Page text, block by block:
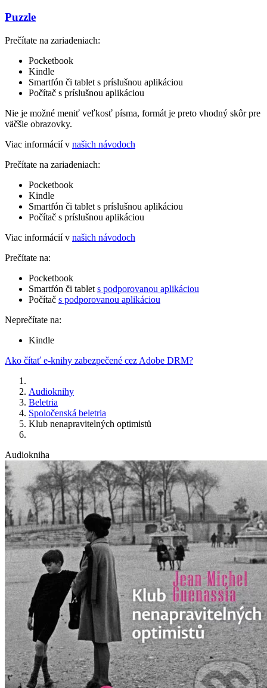
Puzzle
Prečítate na zariadeniach:
Pocketbook
Kindle
Smartfón či tablet s príslušnou aplikáciou
Počítač s príslušnou aplikáciou
Nie je možné meniť veľkosť písma, formát je preto vhodný skôr pre
väčšie obrazovky.
Viac informácií v našich návodoch
Prečítate na zariadeniach:
Pocketbook
Kindle
Smartfón či tablet s príslušnou aplikáciou
Počítač s príslušnou aplikáciou
Viac informácií v našich návodoch
Prečítate na:
Pocketbook
Smartfón či tablet s podporovanou aplikáciou
Počítač s podporovanou aplikáciou
Neprečítate na:
Kindle
Ako čítať e-knihy zabezpečené cez Adobe DRM?
Audioknihy
Beletria
Spoločenská beletria
Klub nenapravitelných optimistů
Audiokniha